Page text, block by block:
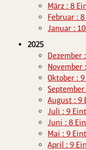
März : 8
Februar :
Januar :
2025
Dezember
November
Oktober :
August : 9
Juli : 9
Juni : 8
Mai : 9
April : 9